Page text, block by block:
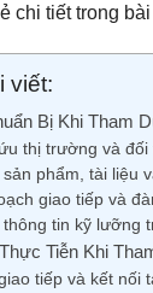
chi tiết trong
viết:
Bị Khi Tham
thị trường và đối
sản phẩm, tài liệu
giao tiếp và
thông tin kỹ lưỡng
Tiễn Khi
tiếp và kết nối